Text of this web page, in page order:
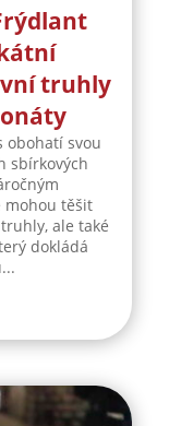
truhly
obohatí svou
sbírkových
mohou těšit
ale také
dokládá